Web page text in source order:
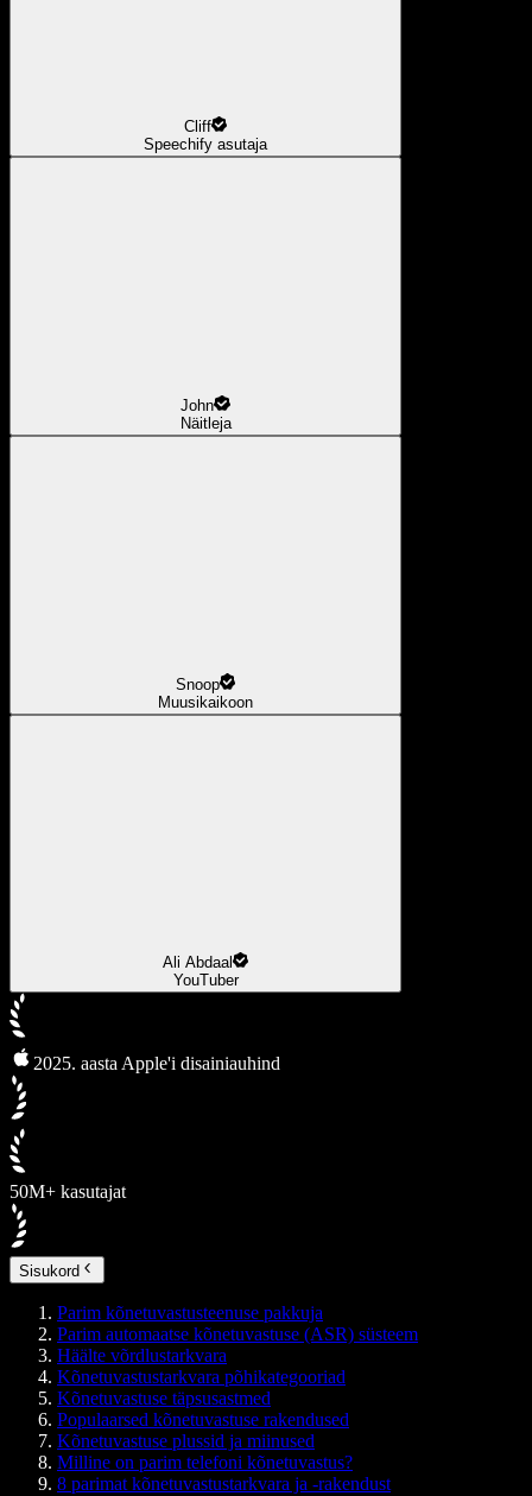
Cliff
Speechify asutaja
John
Näitleja
Snoop
Muusikaikoon
Ali Abdaal
YouTuber
2025. aasta Apple'i disainiauhind
50M+ kasutajat
Sisukord
Parim kõnetuvastusteenuse pakkuja
Parim automaatse kõnetuvastuse (ASR) süsteem
Häälte võrdlustarkvara
Kõnetuvastus­tarkvara põhikategooriad
Kõnetuvastuse täpsusastmed
Populaarsed kõnetuvastuse rakendused
Kõnetuvastuse plussid ja miinused
Milline on parim telefoni kõnetuvastus?
8 parimat kõnetuvastustarkvara ja -rakendust